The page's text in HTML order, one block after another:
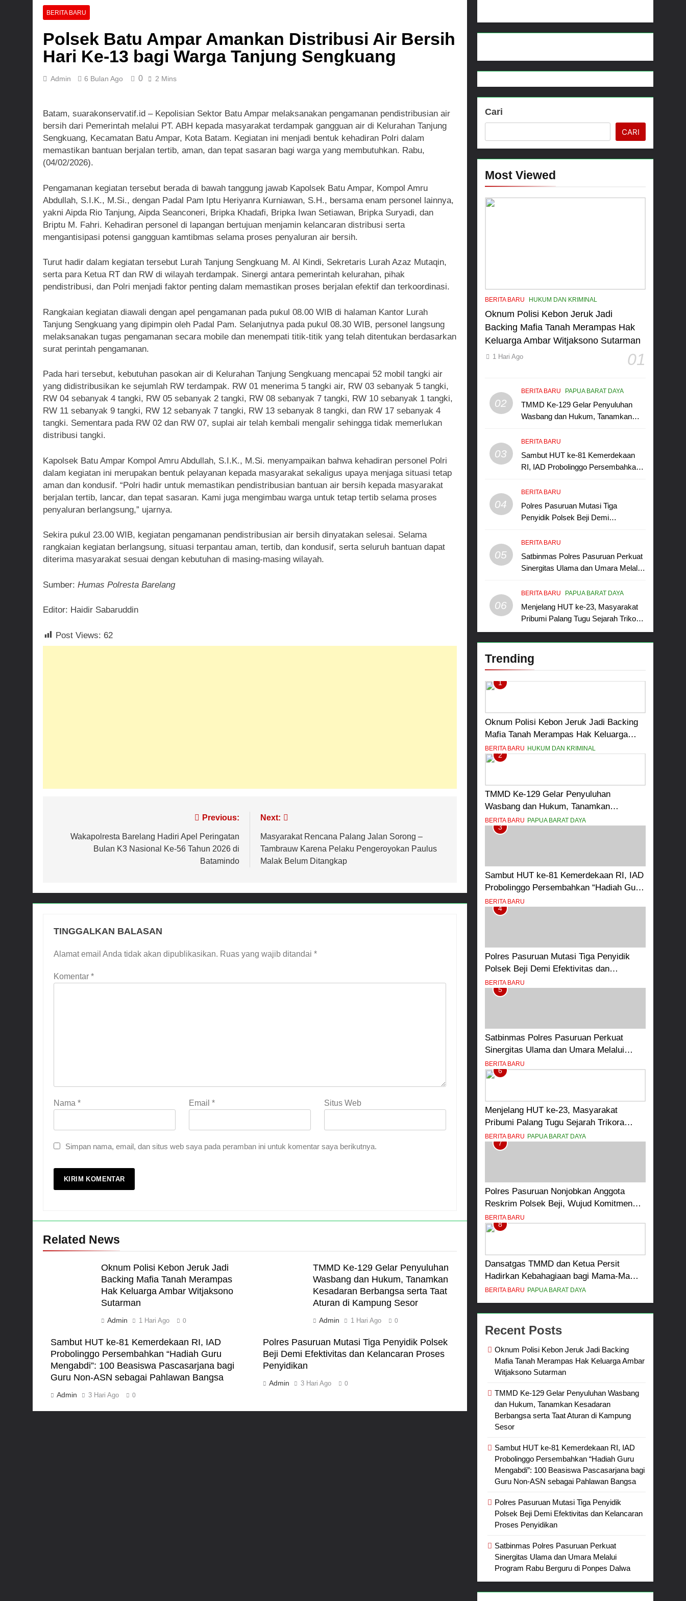
3 Hari Ago
4 Hari Ago
BERITA BARU
Polsek Batu Ampar Amankan Distribusi Air Bersih
Hari Ke-13 bagi Warga Tanjung Sengkuang
Admin 6 Bulan Ago 0 2 Mins
Batam, suarakonservatif.id – Kepolisian Sektor Batu Ampar melaksanakan pengamanan pendistribusian air
bersih dari Pemerintah melalui PT. ABH kepada masyarakat terdampak gangguan air di Kelurahan Tanjung
Sengkuang, Kecamatan Batu Ampar, Kota Batam. Kegiatan ini menjadi bentuk kehadiran Polri dalam
memastikan bantuan berjalan tertib, aman, dan tepat sasaran bagi warga yang membutuhkan. Rabu,
(04/02/2026).
Pengamanan kegiatan tersebut berada di bawah tanggung jawab Kapolsek Batu Ampar, Kompol Amru
Abdullah, S.I.K., M.Si., dengan Padal Pam Iptu Heriyanra Kurniawan, S.H., bersama enam personel lainnya,
yakni Aipda Rio Tanjung, Aipda Seanconeri, Bripka Khadafi, Bripka Iwan Setiawan, Bripka Suryadi, dan
Briptu M. Fahri. Kehadiran personel di lapangan bertujuan menjamin kelancaran distribusi serta
mengantisipasi potensi gangguan kamtibmas selama proses penyaluran air bersih.
Turut hadir dalam kegiatan tersebut Lurah Tanjung Sengkuang M. Al Kindi, Sekretaris Lurah Azaz Mutaqin,
serta para Ketua RT dan RW di wilayah terdampak. Sinergi antara pemerintah kelurahan, pihak
pendistribusi, dan Polri menjadi faktor penting dalam memastikan proses berjalan efektif dan terkoordinasi.
Rangkaian kegiatan diawali dengan apel pengamanan pada pukul 08.00 WIB di halaman Kantor Lurah
Tanjung Sengkuang yang dipimpin oleh Padal Pam. Selanjutnya pada pukul 08.30 WIB, personel langsung
melaksanakan tugas pengamanan secara mobile dan menempati titik-titik yang telah ditentukan berdasarkan
surat perintah pengamanan.
Pada hari tersebut, kebutuhan pasokan air di Kelurahan Tanjung Sengkuang mencapai 52 mobil tangki air
yang didistribusikan ke sejumlah RW terdampak. RW 01 menerima 5 tangki air, RW 03 sebanyak 5 tangki,
RW 04 sebanyak 4 tangki, RW 05 sebanyak 2 tangki, RW 08 sebanyak 7 tangki, RW 10 sebanyak 1 tangki,
RW 11 sebanyak 9 tangki, RW 12 sebanyak 7 tangki, RW 13 sebanyak 8 tangki, dan RW 17 sebanyak 4
tangki. Sementara pada RW 02 dan RW 07, suplai air telah kembali mengalir sehingga tidak memerlukan
distribusi tangki.
Kapolsek Batu Ampar Kompol Amru Abdullah, S.I.K., M.Si. menyampaikan bahwa kehadiran personel Polri
dalam kegiatan ini merupakan bentuk pelayanan kepada masyarakat sekaligus upaya menjaga situasi tetap
aman dan kondusif. “Polri hadir untuk memastikan pendistribusian bantuan air bersih kepada masyarakat
berjalan tertib, lancar, dan tepat sasaran. Kami juga mengimbau warga untuk tetap tertib selama proses
penyaluran berlangsung,” ujarnya.
Sekira pukul 23.00 WIB, kegiatan pengamanan pendistribusian air bersih dinyatakan selesai. Selama
rangkaian kegiatan berlangsung, situasi terpantau aman, tertib, dan kondusif, serta seluruh bantuan dapat
diterima masyarakat sesuai dengan kebutuhan di masing-masing wilayah.
Sumber: Humas Polresta Barelang
Editor: Haidir Sabaruddin
Post Views: 62
pos
Previous:
Wakapolresta Barelang Hadiri Apel Peringatan
Bulan K3 Nasional Ke-56 Tahun 2026 di
Batamindo
Next:
Masyarakat Rencana Palang Jalan Sorong –
Tambrauw Karena Pelaku Pengeroyokan Paulus
Malak Belum Ditangkap
TINGGALKAN BALASAN
Alamat email Anda tidak akan dipublikasikan. Ruas yang wajib ditandai *
Komentar *
Nama * Email* Situs Web
Simpan nama, email, dan situs web saya pada peramban ini untuk komentar saya berikutnya.
Related News
Oknum Polisi Kebon Jeruk Jadi
Backing Mafia Tanah Merampas
Hak Keluarga Ambar Witjaksono
Sutarman
Admin 1 Hari Ago 0
TMMD Ke-129 Gelar Penyuluhan
Wasbang dan Hukum, Tanamkan
Kesadaran Berbangsa serta Taat
Aturan di Kampung Sesor
Admin 1 Hari Ago 0
Sambut HUT ke-81 Kemerdekaan RI, IAD
Probolinggo Persembahkan “Hadiah Guru
Mengabdi”: 100 Beasiswa Pascasarjana bagi
Guru Non-ASN sebagai Pahlawan Bangsa
Admin 3 Hari Ago 0
Polres Pasuruan Mutasi Tiga Penyidik Polsek
Beji Demi Efektivitas dan Kelancaran Proses
Penyidikan
Admin 3 Hari Ago 0
Cari
CARI
Most Viewed
BERITA BARU HUKUM DAN KRIMINAL
Oknum Polisi Kebon Jeruk Jadi
Backing Mafia Tanah Merampas Hak
Keluarga Ambar Witjaksono Sutarman
01
1 Hari Ago
02
BERITA BARU PAPUA BARAT DAYA
TMMD Ke-129 Gelar Penyuluhan
Wasbang dan Hukum, Tanamkan
Aturan di Kampung Sesor
03
BERITA BARU
Sambut HUT ke-81 Kemerdekaan
RI, IAD Probolinggo Persembahkan
Beasiswa Pascasarjana bagi Guru
Non-ASN sebagai Pahlawan Bangsa
04
BERITA BARU
Polres Pasuruan Mutasi Tiga
Penyidik Polsek Beji Demi
Penyidikan
05
BERITA BARU
Satbinmas Polres Pasuruan Perkuat
Sinergitas Ulama dan Umara Melalui
Dalwa
06
BERITA BARU PAPUA BARAT DAYA
Menjelang HUT ke-23, Masyarakat
Pribumi Palang Tugu Sejarah Trikora
Teminabuan
Trending
1
Oknum Polisi Kebon Jeruk Jadi Backing
Mafia Tanah Merampas Hak Keluarga
Ambar Witjaksono Sutarman
BERITA BARU HUKUM DAN KRIMINAL
2
TMMD Ke-129 Gelar Penyuluhan
Wasbang dan Hukum, Tanamkan
Kesadaran Berbangsa serta Taat Aturan
di Kampung Sesor
BERITA BARU PAPUA BARAT DAYA
3
Sambut HUT ke-81 Kemerdekaan RI, IAD
Probolinggo Persembahkan “Hadiah Guru
Mengabdi”: 100 Beasiswa Pascasarjana
bagi Guru Non-ASN sebagai Pahlawan
BERITA BARU
4
Polres Pasuruan Mutasi Tiga Penyidik
Polsek Beji Demi Efektivitas dan
Kelancaran Proses Penyidikan
BERITA BARU
5
Satbinmas Polres Pasuruan Perkuat
Sinergitas Ulama dan Umara Melalui
Program Rabu Berguru di Ponpes Dalwa
BERITA BARU
6
Menjelang HUT ke-23, Masyarakat
Pribumi Palang Tugu Sejarah Trikora
Teminabuan
BERITA BARU PAPUA BARAT DAYA
7
Polres Pasuruan Nonjobkan Anggota
Reskrim Polsek Beji, Wujud Komitmen
Transparansi Penanganan Dugaan
Penganiayaan
BERITA BARU
8
Dansatgas TMMD dan Ketua Persit
Hadirkan Kebahagiaan bagi Mama-Mama
dan Anak-Anak Kampung Sesor
BERITA BARU PAPUA BARAT DAYA
Recent Posts
Oknum Polisi Kebon Jeruk Jadi Backing
Mafia Tanah Merampas Hak Keluarga Ambar
Witjaksono Sutarman
TMMD Ke-129 Gelar Penyuluhan Wasbang
dan Hukum, Tanamkan Kesadaran
Berbangsa serta Taat Aturan di Kampung
Sesor
Sambut HUT ke-81 Kemerdekaan RI, IAD
Probolinggo Persembahkan “Hadiah Guru
Mengabdi”: 100 Beasiswa Pascasarjana bagi
Guru Non-ASN sebagai Pahlawan Bangsa
Polres Pasuruan Mutasi Tiga Penyidik
Polsek Beji Demi Efektivitas dan Kelancaran
Proses Penyidikan
Satbinmas Polres Pasuruan Perkuat
Sinergitas Ulama dan Umara Melalui
Program Rabu Berguru di Ponpes Dalwa